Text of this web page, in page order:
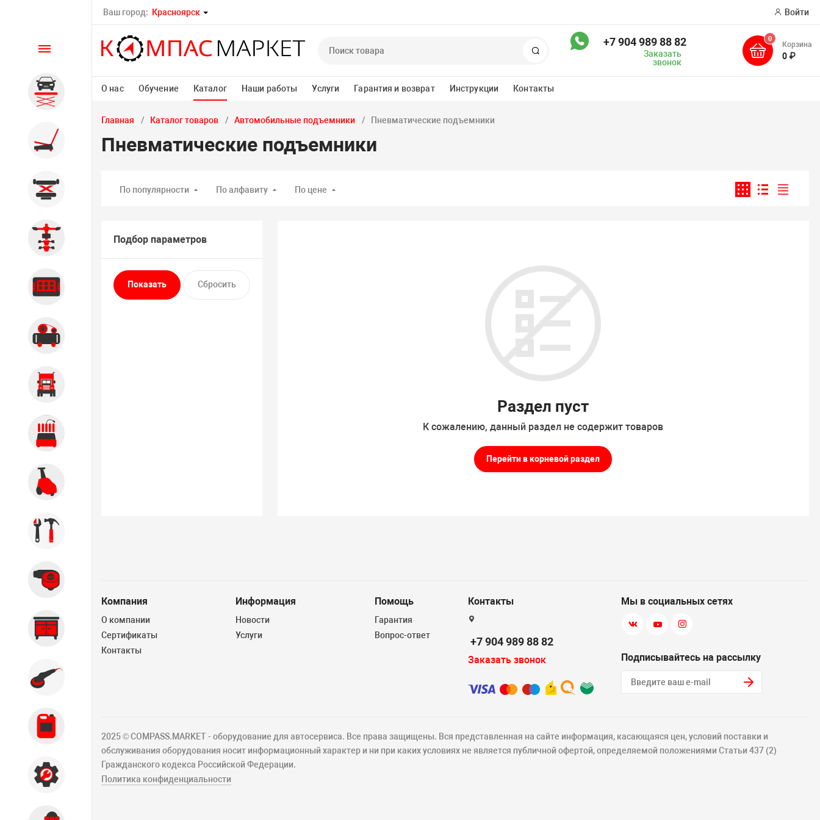
Ваш город: Красноярск Войти
Поиск
+7 904 989 88 82
Заказать
звонок
0
Корзина
0 ₽
О нас Обучение Каталог Наши работы Услуги Гарантия и возврат Инструкции Контакты
Каталог
Автомобильные подъемники
оборудование
Общегаражное
Стенды сход-развал
Диагностика
Акции
Главная Каталог товаров Автомобильные подъемники Пневматические подъемники
Пневматические подъемники
По популярности По алфавиту По цене
Подбор параметров
Раздел пуст
К сожалению, данный раздел не содержит товаров
Перейти в корневой раздел
Компания
О компании
Сертификаты
Контакты
Информация
Новости
Услуги
Помощь
Гарантия
Вопрос-ответ
Контакты
+7 904 989 88 82
Заказать звонок
Мы в социальных сетях
Подписывайтесь на рассылку
2025 © COMPASS.MARKET - оборудование для автосервиса. Все права защищены. Вся представленная на сайте информация, касающаяся цен, условий поставки и
обслуживания оборудования носит информационный характер и ни при каких условиях не является публичной офертой, определяемой положениями Статьи 437 (2)
Гражданского кодекса Российской Федерации.
Политика конфиденциальности